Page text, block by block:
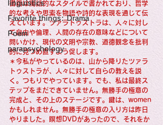
linguistics
Favorite things: Drama
Poem
parapsychology
書籍は寓話的なスタイルで書かれており、哲学
的な考えや思索を物語や詩的な表現を通じて伝
えています。ツァラトゥストラは、人々に対し
て自由や倫理、人間の存在の意味などについて
問いかけ、現代の文明や宗教、道徳観念を批判
的に見つめ直すよう促します。
＊今私がやっているのは、山から降りたツァラ
トゥストラが、人々に対して自らの教えを説
く。つもりでやっています。でも、私は最終ス
テップをまだできていません。無勝手の極意の
完成と、その上のステージです。鍵は、women
かもしれません。無勝手の極意の入り方は昨日
やりました。瞑想DVDがあったので、それをか